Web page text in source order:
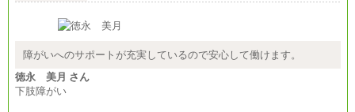
障がいへのサポートが充実しているので安心して働けます。
徳永 美月 さん
下肢障がい